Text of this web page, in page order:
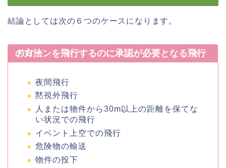
結論としては次の６つのケースになります。
ドローンを飛行するのに承認が必要となる飛行の方法
夜間飛行
黙視外飛行
人または物件から30m以上の距離を保てな
い状況での飛行
イベント上空での飛行
危険物の輸送
物件の投下